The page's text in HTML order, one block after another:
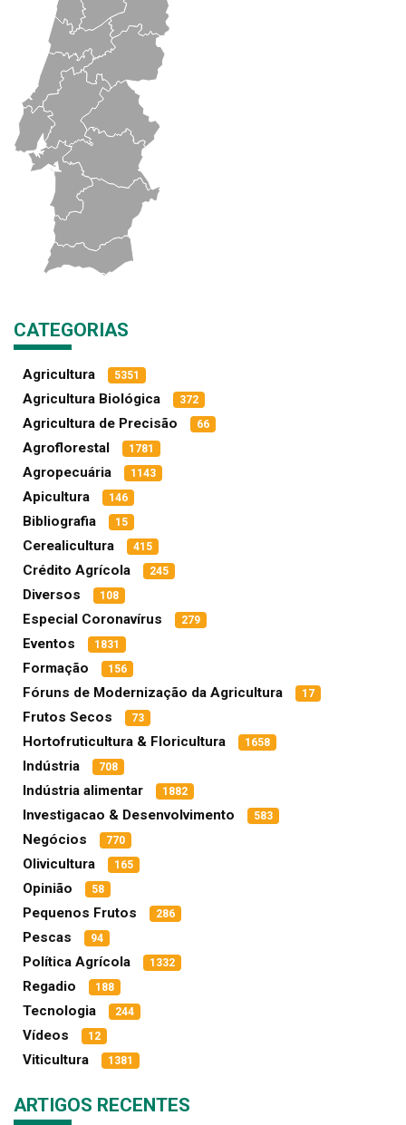
CATEGORIAS
Agricultura 5351
Agricultura Biológica 372
Agricultura de Precisão 66
Agroflorestal 1781
Agropecuária 1143
Apicultura 146
Bibliografia 15
Cerealicultura 415
Crédito Agrícola 245
Diversos 108
Especial Coronavírus 279
Eventos 1831
Formação 156
Fóruns de Modernização da Agricultura 17
Frutos Secos 73
Hortofruticultura & Floricultura 1658
Indústria 708
Indústria alimentar 1882
Investigacao & Desenvolvimento 583
Negócios 770
Olivicultura 165
Opinião 58
Pequenos Frutos 286
Pescas 94
Política Agrícola 1332
Regadio 188
Tecnologia 244
Vídeos 12
Viticultura 1381
ARTIGOS RECENTES